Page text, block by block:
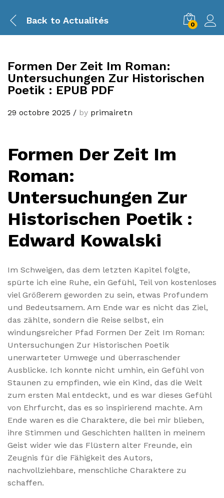
Back to Actualités 0
Formen Der Zeit Im Roman:
Untersuchungen Zur Historischen
Poetik : EPUB PDF
29 octobre 2025 / by primairetn
Formen Der Zeit Im
Roman:
Untersuchungen Zur
Historischen Poetik :
Edward Kowalski
Im Schweigen, das dem letzten Kapitel folgte,
spürte ich eine Ruhe, ein Gefühl, Teil von kostenloses
viel Größerem geworden zu sein, etwas Profundem
und Bedeutsamem. Am Ende war es nicht das Ziel,
das zählte, sondern die Reise selbst, ein
windungsreicher Pfad Formen Der Zeit Im Roman:
Untersuchungen Zur Historischen Poetik
unerwarteter Umwege und überraschender
Ausblicke. Ich konnte nicht umhin, ein Gefühl von
Staunen zu empfinden, wie ein Kind, das die Welt
zum ersten Mal entdeckt, und es war dieses Gefühl
von Ehrfurcht, das es so inspirierend machte. Am
Ende waren es die Charaktere, die bei mir blieben,
ihre Stimmen und Geschichten hallten in meinem
Geist wider wie das Flüstern alter Freunde, ein
Zeugnis für die Fähigkeit des Autors,
nachvollziehbare, menschliche Charaktere zu
schaffen.